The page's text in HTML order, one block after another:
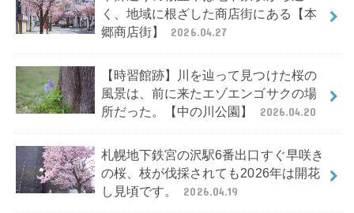
く、地域に根ざした商店街にある【本
郷商店街】
2026.04.27
【時習館跡】川を辿って見つけた桜の
風景は、前に来たエゾエンゴサクの場
所だった。【中の川公園】
2026.04.20
札幌地下鉄宮の沢駅6番出口すぐ早咲き
の桜、枝が伐採されても2026年は開花
し見頃です。
2026.04.19